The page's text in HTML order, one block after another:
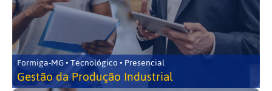
Formiga-MG • Tecnológico • Presencial
Gestão da Produção Industrial